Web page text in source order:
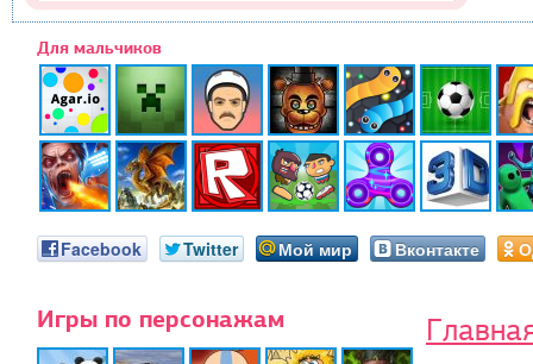
Для мальчиков
Facebook Twitter Мой мир Вконтакте
Игры по персонажам